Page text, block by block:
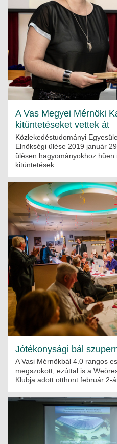
A Vas Megyei Mérnöki
kitüntetéseket vettek át
Közlekedéstudományi
Elnökségi ülése 2019 január
ülésen hagyományokhoz
kitüntetések.
Jótékonysági bál
A Vasi Mérnökbál 4.0 rangos
megszokott, ezúttal is a
Klubja adott otthont február 2-